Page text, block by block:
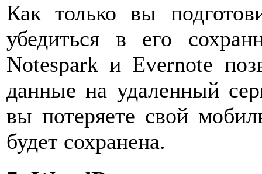
Как только вы
убедиться в его
Notespark и Evernote
данные на удаленный
вы потеряете свой
будет сохранена.